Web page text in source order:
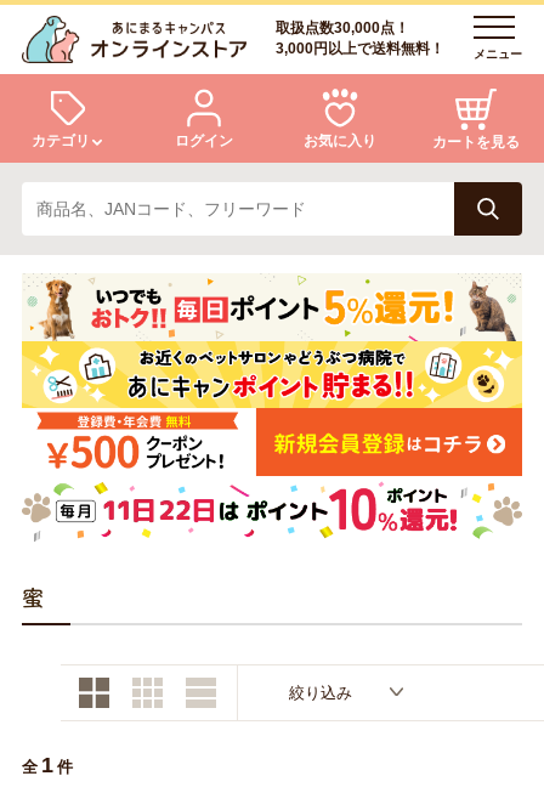
取扱点数30,000点！
3,000円以上で送料無料！
メニュー
カテゴリ
犬 猫
小動物・鳥 アクア・爬虫類・昆虫
ドッグフード キャットフード
美容・ケア用品 服・おさんぽ用品
トリマーグッズ シニアサポート
ログイン お気に入り カートを見る
ログイン
会員登録
あにまるキャンパスについて
アフターサービス
商品リクエスト
蜜
絞り込み
全 1 件